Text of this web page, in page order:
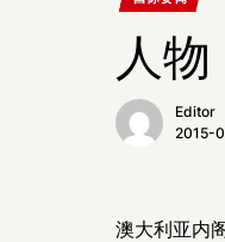
人
Editor
2015-
澳大利亚内